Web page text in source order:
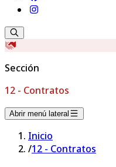
Sección
12 - Contratos
Abrir menú lateral
Inicio
/12 - Contratos